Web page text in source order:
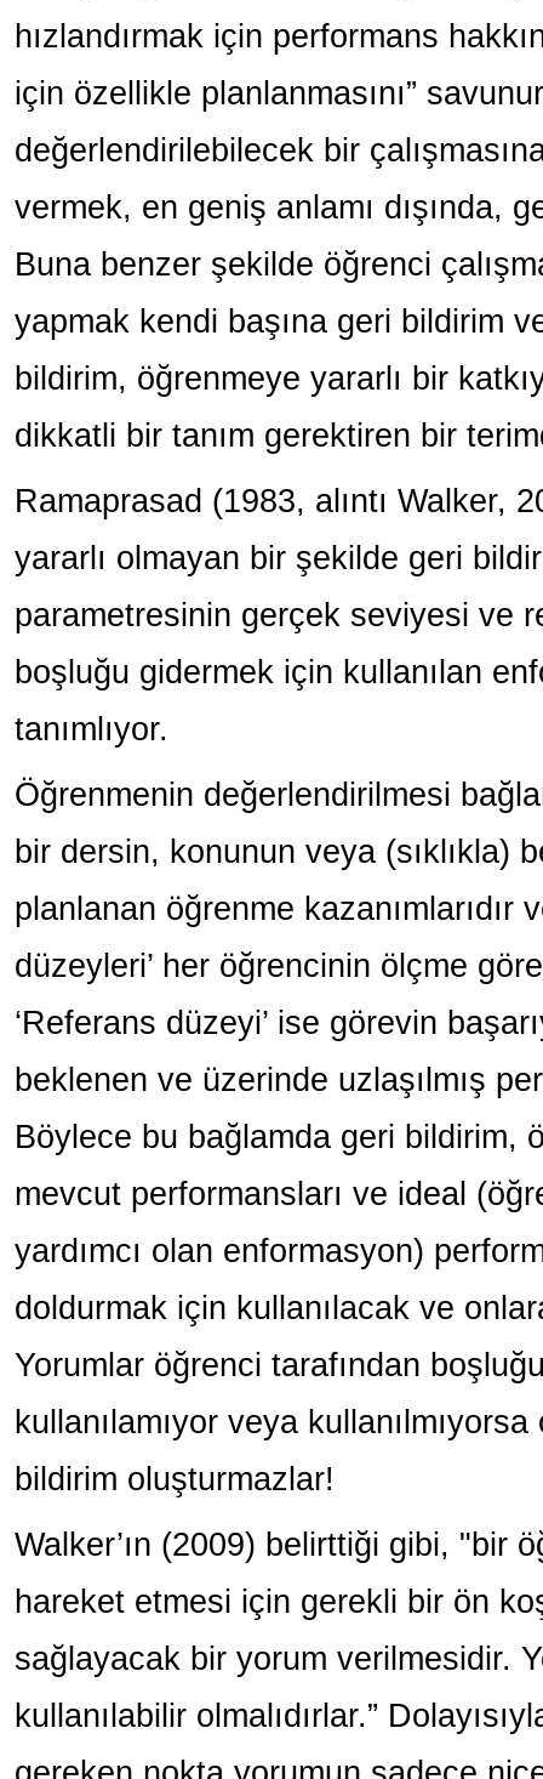
hızlandırmak için performans
için özellikle planlanmasını”
değerlendirilebilecek bir
vermek, en geniş anlamı dışında,
Buna benzer şekilde öğrenci
yapmak kendi başına geri bildirim
bildirim, öğrenmeye yararlı bir
dikkatli bir tanım gerektiren bir
Ramaprasad (1983, alıntı Walker,
yararlı olmayan bir şekilde geri
parametresinin gerçek seviyesi ve
boşluğu gidermek için kullanılan
tanımlıyor.
Öğrenmenin değerlendirilmesi
bir dersin, konunun veya (sıklıkla)
planlanan öğrenme kazanımlarıdır
düzeyleri’ her öğrencinin ölçme
‘Referans düzeyi’ ise görevin
beklenen ve üzerinde uzlaşılmış
Böylece bu bağlamda geri bildirim,
mevcut performansları ve ideal
yardımcı olan enformasyon)
doldurmak için kullanılacak ve
Yorumlar öğrenci tarafından
kullanılamıyor veya
bildirim oluşturmazlar!
Walker’ın (2009) belirttiği gibi, "bir
hareket etmesi için gerekli bir ön
sağlayacak bir yorum verilmesidir.
kullanılabilir olmalıdırlar.”